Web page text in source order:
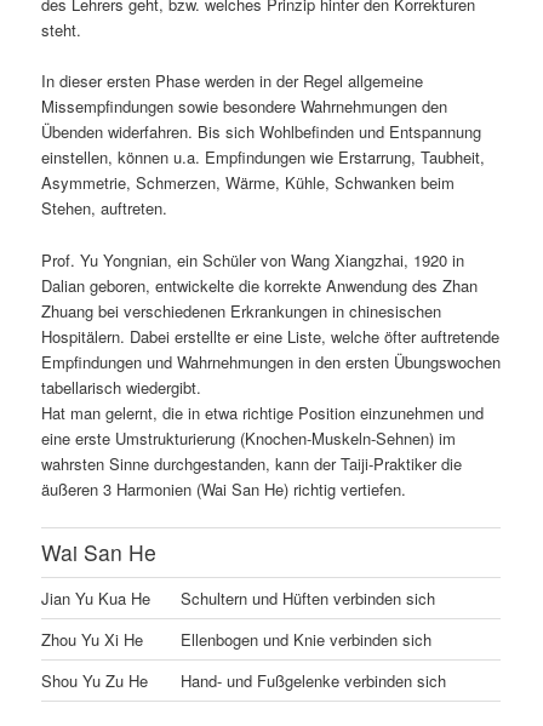
steht.
In dieser ersten Phase werden in der Regel allgemeine
Missempfindungen sowie besondere Wahrnehmungen den
Übenden widerfahren. Bis sich Wohlbefinden und Entspannung
einstellen, können u.a. Empfindungen wie Erstarrung, Taubheit,
Asymmetrie, Schmerzen, Wärme, Kühle, Schwanken beim
Stehen, auftreten.
Prof. Yu Yongnian, ein Schüler von Wang Xiangzhai, 1920 in
Dalian geboren, entwickelte die korrekte Anwendung des Zhan
Zhuang bei verschiedenen Erkrankungen in chinesischen
Hospitälern. Dabei erstellte er eine Liste, welche öfter auftretende
Empfindungen und Wahrnehmungen in den ersten Übungswochen
tabellarisch wiedergibt.
Hat man gelernt, die in etwa richtige Position einzunehmen und
eine erste Umstrukturierung (Knochen-Muskeln-Sehnen) im
wahrsten Sinne durchgestanden, kann der Taiji-Praktiker die
äußeren 3 Harmonien (Wai San He) richtig vertiefen.
Wai San He
Jian Yu Kua He
Schultern und Hüften verbinden sich
Zhou Yu Xi He
Ellenbogen und Knie verbinden sich
Shou Yu Zu He
Hand- und Fußgelenke verbinden sich